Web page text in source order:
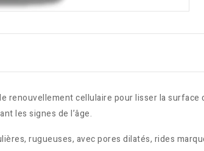
renouvellement cellulaire pour lisser la surface
les signes de l’âge.
rugueuses, avec pores dilatés, rides